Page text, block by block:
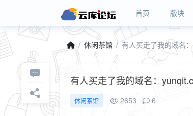
首页 版块
休闲茶馆 有人买走了我的域名
有人买走了我的域名：
休闲茶馆 2653 6